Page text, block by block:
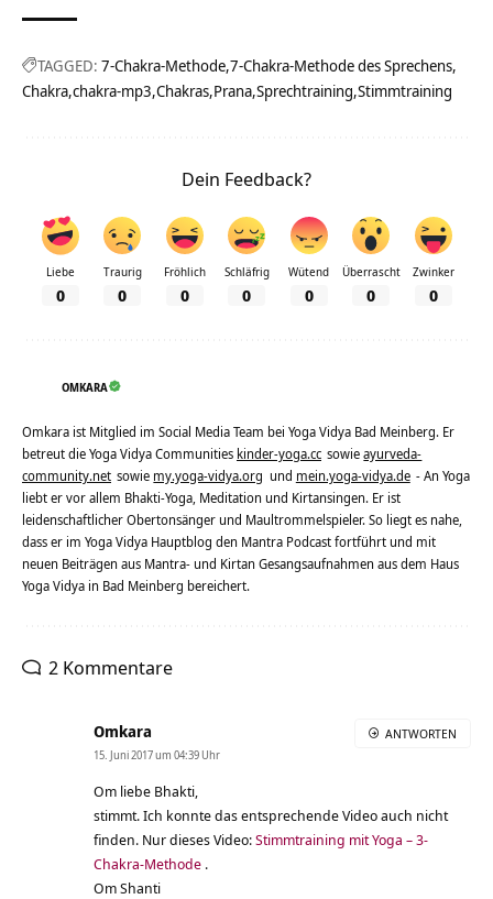
TAGGED: 7-Chakra-Methode 7-Chakra-Methode des Sprechens
Chakra chakra-mp3 Chakras Prana Sprechtraining Stimmtraining
Dein Feedback?
Liebe
0
Traurig
0
Fröhlich
0
Schläfrig
0
Wütend
0
Überrascht
0
Zwinker
0
OMKARA
Omkara ist Mitglied im Social Media Team bei Yoga Vidya Bad Meinberg. Er
betreut die Yoga Vidya Communities kinder-yoga.cc sowieayurveda-
community.net sowie my.yoga-vidya.org und mein.yoga-vidya.de - An Yoga
liebt er vor allem Bhakti-Yoga, Meditation und Kirtansingen. Er ist
leidenschaftlicher Obertonsänger und Maultrommelspieler. So liegt es nahe,
dass er im Yoga Vidya Hauptblog den Mantra Podcast fortführt und mit
neuen Beiträgen aus Mantra- und Kirtan Gesangsaufnahmen aus dem Haus
Yoga Vidya in Bad Meinberg bereichert.
2 Kommentare
Omkara
15. Juni 2017 um 04:39 Uhr
Om liebe Bhakti,
stimmt. Ich konnte das entsprechende Video auch nicht
finden. Nur dieses Video:Stimmtraining mit Yoga – 3-
Chakra-Methode .
Om Shanti
ANTWORTEN